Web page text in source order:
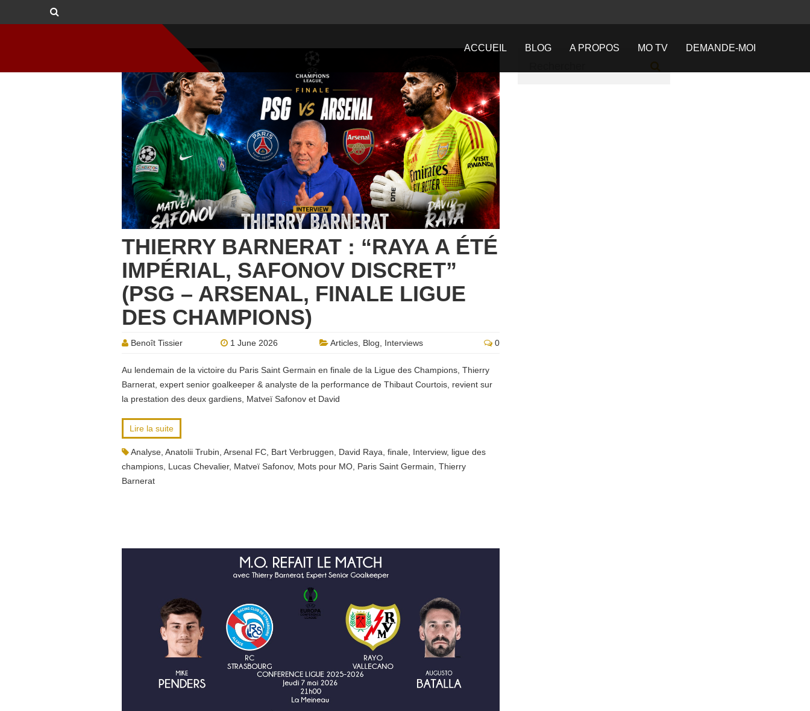
ACCUEIL BLOG A PROPOS MO TV DEMANDE-MOI
THIERRY BARNERAT : “RAYA A ÉTÉ
IMPÉRIAL, SAFONOV DISCRET”
(PSG – ARSENAL, FINALE LIGUE
DES CHAMPIONS)
Benoît Tissier 1 June 2026 Articles Blog Interviews 0
Au lendemain de la victoire du Paris Saint Germain en finale de la Ligue des Champions, Thierry
Barnerat, expert senior goalkeeper & analyste de la performance de Thibaut Courtois, revient sur
la prestation des deux gardiens, Matveï Safonov et David
Lire la suite
Analyse Anatolii Trubin Arsenal FC Bart Verbruggen David Raya finale Interview, ligue des
champions Lucas Chevalier, Matveï Safonov, Mots pour MO Paris Saint Germain Thierry
Barnerat